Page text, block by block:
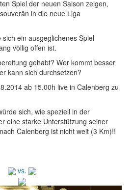
Spiel der neuen Saison zeigen,
in die neue Liga
ein ausgeglichenes Spiel
völlig offen ist.
gehabt? Wer kommt besser
kann sich durchsetzen?
ab 15.00h live in Calenberg zu
sich, wie speziell in der
eine starke Unterstützung seiner
Calenberg ist nicht weit (3 Km)!!
vs.